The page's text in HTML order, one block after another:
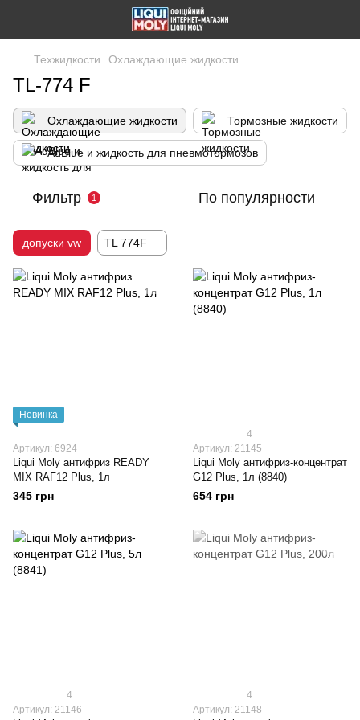
Техжидкости Охлаждающие жидкости
TL-774 F
Охлаждающие жидкости Тормозные жидкости
AdBlue и жидкость для пневмотормозов
Фильтр 1 По популярности
допуски vw TL 774F
Новинка
Артикул: 6924
Liqui Moly антифриз READY
MIX RAF12 Plus, 1л
345 грн
4
Артикул: 21145
Liqui Moly антифриз-концентрат
G12 Plus, 1л (8840)
654 грн
4
Артикул: 21146
4
Артикул: 21148